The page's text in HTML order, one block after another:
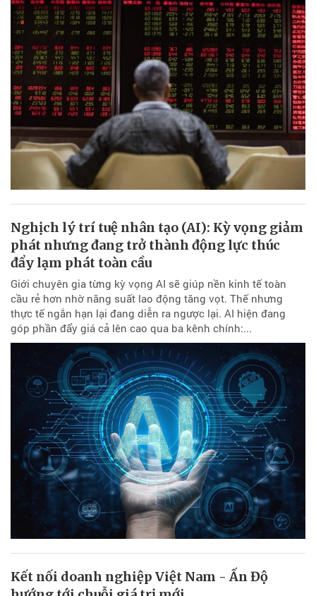
Nghịch lý trí tuệ nhân tạo (AI): Kỳ vọng giảm
phát nhưng đang trở thành động lực thúc
đẩy lạm phát toàn cầu
Giới chuyên gia từng kỳ vọng AI sẽ giúp nền kinh tế toàn
cầu rẻ hơn nhờ năng suất lao động tăng vọt. Thế nhưng
thực tế ngắn hạn lại đang diễn ra ngược lại. AI hiện đang
góp phần đẩy giá cả lên cao qua ba kênh chính:...
Kết nối doanh nghiệp Việt Nam - Ấn Độ